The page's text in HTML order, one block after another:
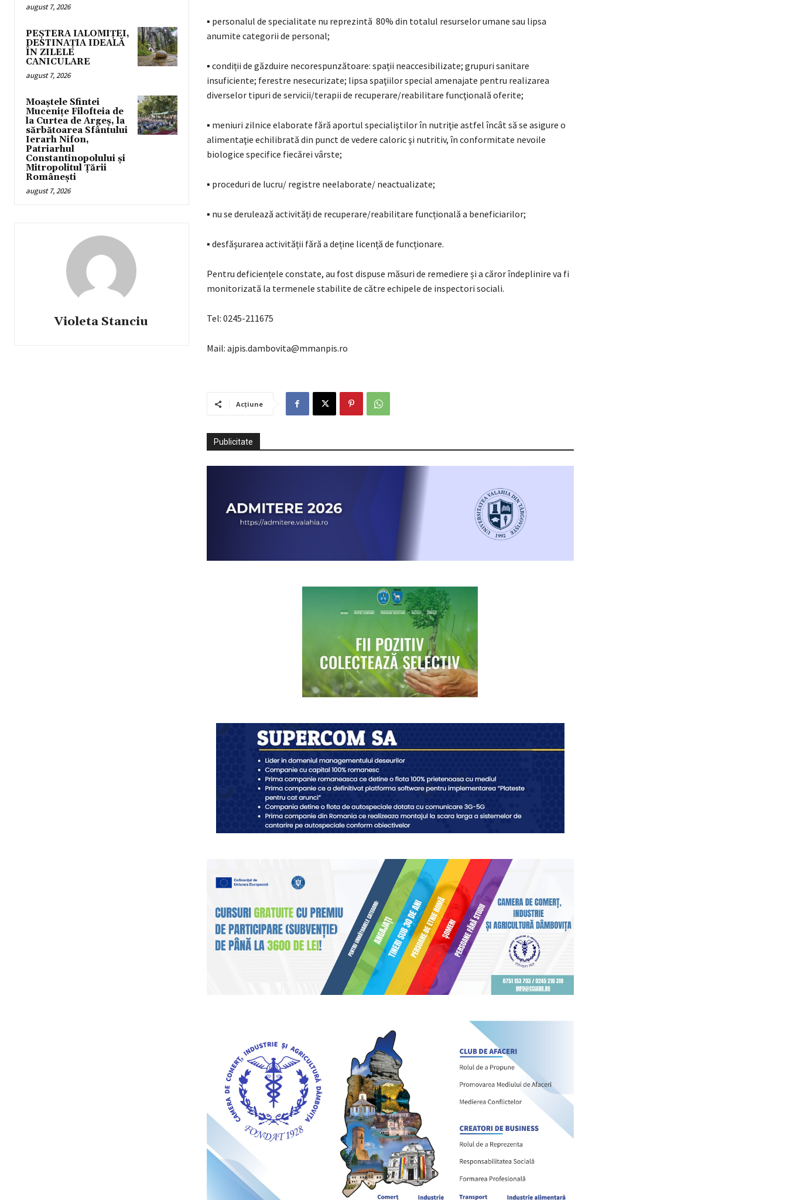
august 7, 2026
PEȘTERA IALOMIȚEI,
DESTINAȚIA IDEALĂ
ÎN ZILELE
CANICULARE
august 7, 2026
Moaștele Sfintei
Mucenițe Filofteia de
la Curtea de Argeș, la
sărbătoarea Sfântului
Ierarh Nifon,
Patriarhul
Constantinopolului și
Mitropolitul Țării
Românești
august 7, 2026
Violeta Stanciu
▪ personalul de specialitate nu reprezintă 80% din totalul resurselor umane sau lipsa
anumite categorii de personal;
▪ condiții de găzduire necorespunzătoare: spații neaccesibilizate; grupuri sanitare
insuficiente; ferestre nesecurizate; lipsa spaţiilor special amenajate pentru realizarea
diverselor tipuri de servicii/terapii de recuperare/reabilitare funcţională oferite;
▪ meniuri zilnice elaborate fără aportul specialiştilor în nutriţie astfel încât să se asigure o
alimentaţie echilibrată din punct de vedere caloric şi nutritiv, în conformitate nevoile
biologice specifice fiecărei vârste;
▪ proceduri de lucru/ registre neelaborate/ neactualizate;
▪ nu se derulează activități de recuperare/reabilitare funcțională a beneficiarilor;
▪ desfășurarea activității fără a deține licență de funcționare.
Pentru deficiențele constate, au fost dispuse măsuri de remediere și a căror îndeplinire va fi
monitorizată la termenele stabilite de către echipele de inspectori sociali.
Tel: 0245-211675
Mail: ajpis.dambovita@mmanpis.ro
Acțiune
Publicitate